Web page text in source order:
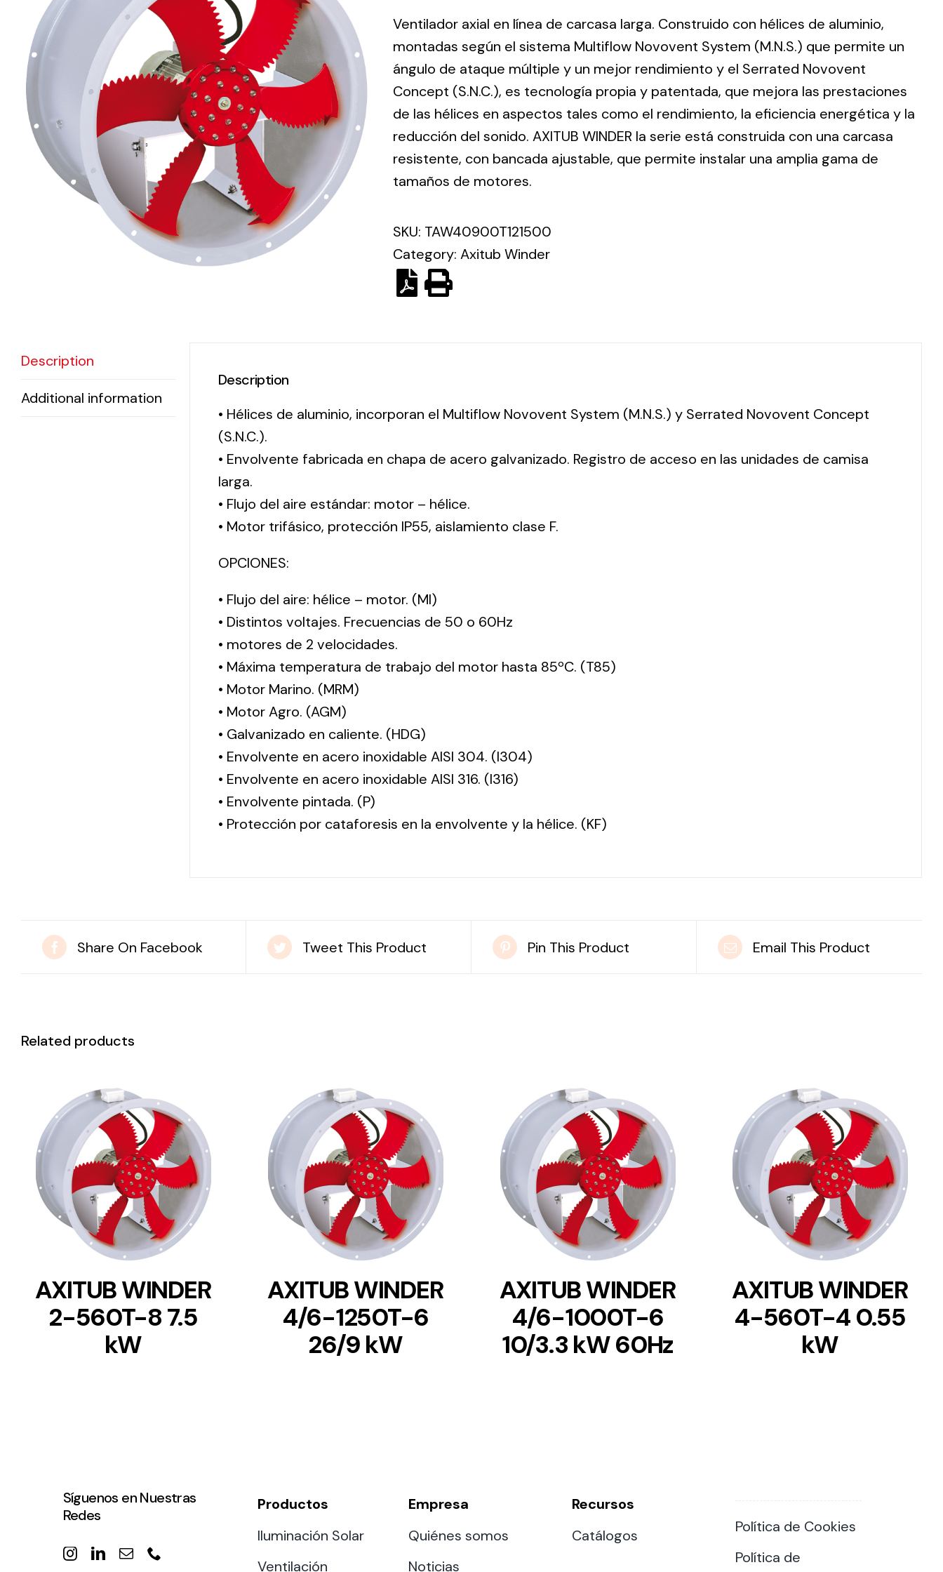
eléctrico.
Lighting and
Electrical
Equipment
Complete
solutions in
lighting and
electrical
Ventilation
The
incorporation of
Novovent into
meant a greater
offer of
products for
Solar lighting
solutions for all
kinds of needs.
Ventilador axial en línea de carcasa larga. Construido con hélices de aluminio,
montadas según el sistema Multiflow Novovent System (M.N.S.) que permite un
ángulo de ataque múltiple y un mejor rendimiento y el Serrated Novovent
Concept (S.N.C.), es tecnología propia y patentada, que mejora las prestaciones
de las hélices en aspectos tales como el rendimiento, la eficiencia energética y la
reducción del sonido. AXITUB WINDER la serie está construida con una carcasa
resistente, con bancada ajustable, que permite instalar una amplia gama de
tamaños de motores.
SKU: TAW40900T121500
Category: Axitub Winder
Description
Additional information
Description
• Hélices de aluminio, incorporan el Multiflow Novovent System (M.N.S.) y Serrated Novovent Concept
(S.N.C.).
• Envolvente fabricada en chapa de acero galvanizado. Registro de acceso en las unidades de camisa
larga.
• Flujo del aire estándar: motor – hélice.
• Motor trifásico, protección IP55, aislamiento clase F.
OPCIONES:
• Flujo del aire: hélice – motor. (MI)
• Distintos voltajes. Frecuencias de 50 o 60Hz
• motores de 2 velocidades.
• Máxima temperatura de trabajo del motor hasta 85ºC. (T85)
• Motor Marino. (MRM)
• Motor Agro. (AGM)
• Galvanizado en caliente. (HDG)
• Envolvente en acero inoxidable AISI 304. (I304)
• Envolvente en acero inoxidable AISI 316. (I316)
• Envolvente pintada. (P)
• Protección por cataforesis en la envolvente y la hélice. (KF)
Share On Facebook Tweet This Product Pin This Product Email This Product
Related products
DETAILS
AXITUB WINDER
2-560T-8 7.5
kW
DETAILS
AXITUB WINDER
4/6-1250T-6
26/9 kW
DETAILS
AXITUB WINDER
4/6-1000T-6
10/3.3 kW 60Hz
DETAILS
AXITUB WINDER
4-560T-4 0.55
kW
Síguenos en Nuestras
Redes
Productos
Iluminación Solar
Ventilación
Empresa
Quiénes somos
Noticias
Recursos
Catálogos
Política de Cookies
Política de